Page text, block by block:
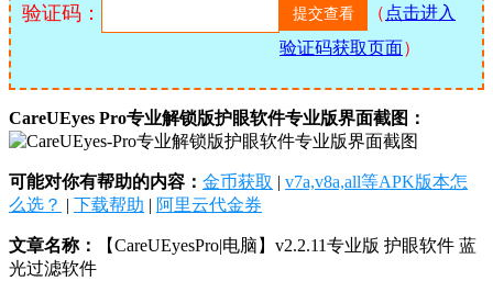
验证码： （ 点击进入
验证码获取页面）
CareUEyes Pro专业解锁版护眼软件专业版界面截图：
可能对你有帮助的内容： 金币获取 | v7a,v8a,all等APK版本怎
么选？ | 下载帮助 | 阿里云代金券
文章名称：
【CareUEyesPro|电脑】v2.2.11专业版 护眼软件 蓝
光过滤软件